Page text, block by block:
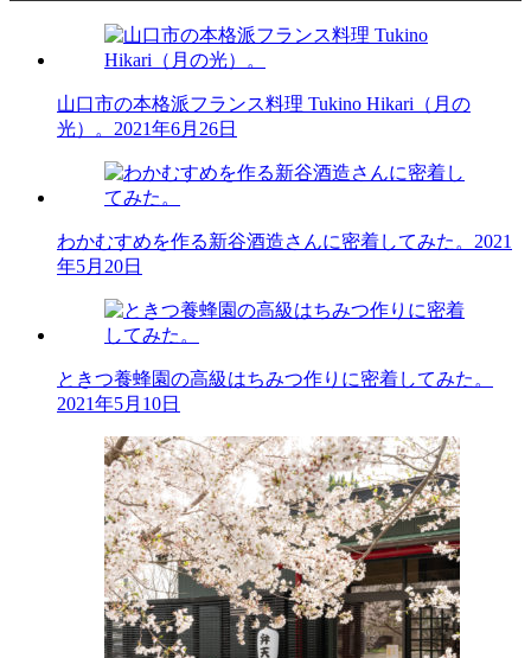
山口市の本格派フランス料理 Tukino Hikari（月の
光）。 2021年6月26日
わかむすめを作る新谷酒造さんに密着してみた。 2021
年5月20日
ときつ養蜂園の高級はちみつ作りに密着してみた。
2021年5月10日